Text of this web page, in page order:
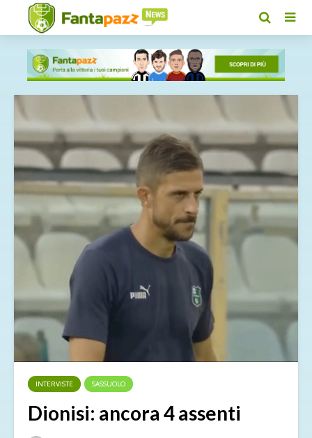
INTERVISTE SASSUOLO
Dionisi: ancora 4 assenti